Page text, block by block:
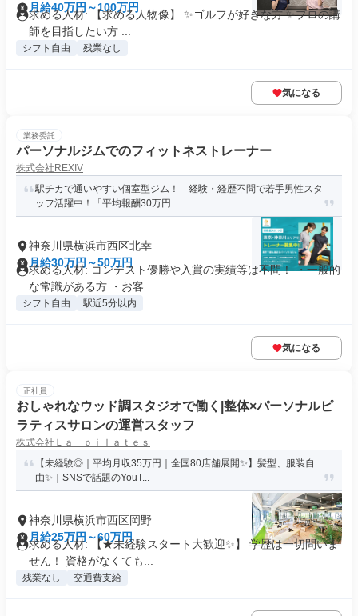
月給40万円～100万円
求める人材: 【求める人物像】 ✨ゴルフが好きな方 ✨プロの講
師を目指したい方 ...
シフト自由 残業なし
気になる
業務委託
パーソナルジムでのフィットネストレーナー
株式会社REXIV
駅チカで通いやすい個室型ジム！ 経験・経歴不問で若手男性スタ
ッフ活躍中！「平均報酬30万円...
神奈川県横浜市西区北幸
月給30万円～50万円
求める人材: コンテスト優勝や入賞の実績等は不問！ ・一般的
な常識がある方 ・お客...
シフト自由 駅近5分以内
気になる
正社員
おしゃれなウッド調スタジオで働く|整体×パーソナルピ
ラティスサロンの運営スタッフ
株式会社Ｌａ ｐｉｌａｔｅｓ
【未経験◎｜平均月収35万円｜全国80店舗展開✨】髪型、服装自
由✨｜SNSで話題のYouT...
神奈川県横浜市西区岡野
月給25万円～60万円
求める人材: 【★未経験スタート大歓迎✨】 学歴は一切問いま
せん！ 資格がなくても...
残業なし 交通費支給